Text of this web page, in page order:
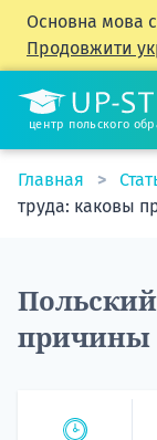
Основна мова
Продовжити
центр польского
Главная
труда: каковы
причины